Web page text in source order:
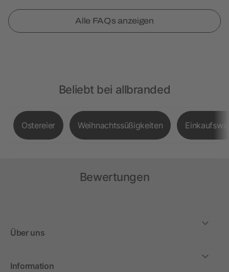
Alle FAQs anzeigen
Beliebt bei allbranded
Ostereier Weihnachtssüßigkeiten
Bewertungen
Über uns
Information